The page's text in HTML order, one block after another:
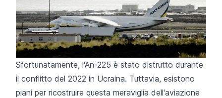
Sfortunatamente, l'An-225 è stato distrutto durante
il conflitto del 2022 in Ucraina. Tuttavia, esistono
piani per ricostruire questa meraviglia dell'aviazione